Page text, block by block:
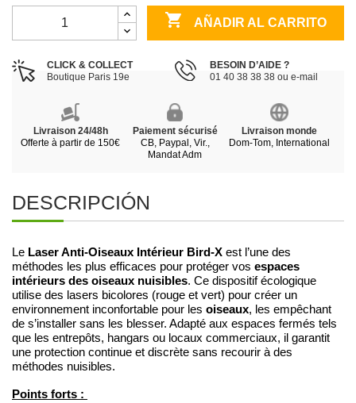
 AÑADIR AL CARRITO
CLICK & COLLECT
Boutique Paris 19e
BESOIN D’AIDE ?
01 40 38 38 38 ou e-mail
Livraison 24/48h
Offerte à partir de 150€
Paiement sécurisé
CB, Paypal, Vir.,
Mandat Adm
Livraison monde
Dom-Tom, International
DESCRIPCIÓN
Le Laser Anti-Oiseaux Intérieur Bird-X est l’une des
méthodes les plus efficaces pour protéger vos espaces
intérieurs des oiseaux nuisibles. Ce dispositif écologique
utilise des lasers bicolores (rouge et vert) pour créer un
environnement inconfortable pour les oiseaux, les empêchant
de s’installer sans les blesser. Adapté aux espaces fermés tels
que les entrepôts, hangars ou locaux commerciaux, il garantit
une protection continue et discrète sans recourir à des
méthodes nuisibles.
Points forts :